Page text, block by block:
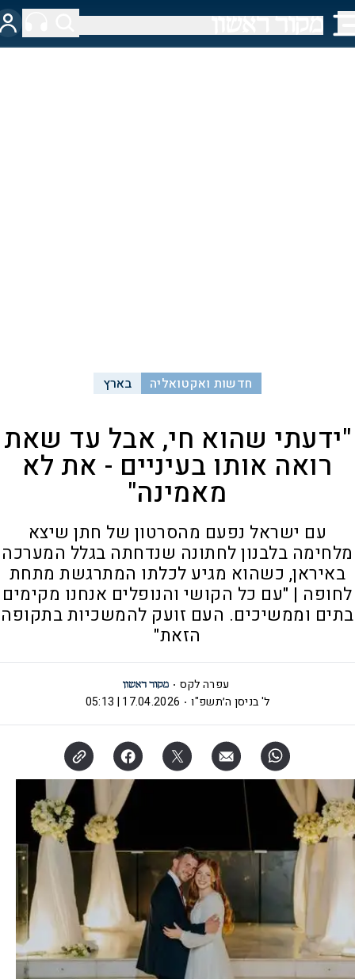
חדשות ואקטואליה בארץ
"ידעתי שהוא חי, אבל עד שאת
רואה אותו בעיניים - את לא
מאמינה"
עם ישראל נפעם מהסרטון של חתן שיצא
מלחימה בלבנון לחתונה שנדחתה בגלל המערכה
באיראן, כשהוא מגיע לכלתו המתרגשת מתחת
לחופה | "עם כל הקושי והנופלים אנחנו מקימים
בתים וממשיכים. העם זועק להמשכיות בתקופה
הזאת"
עפרה לקס
ל' בניסן ה׳תשפ"ו
17.04.2026 | 05:13